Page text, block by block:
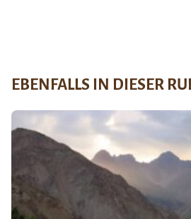
EBENFALLS IN DIESER